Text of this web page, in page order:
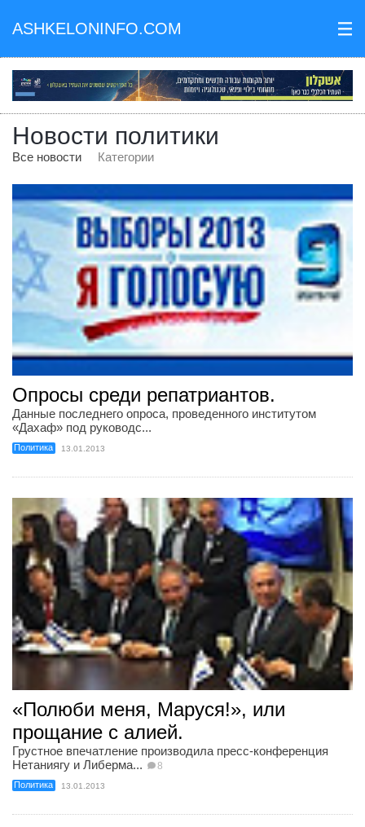
ASHKELONINFO.COM III
Новости политики
Все новости Категории
Опросы среди репатриантов.
Данные последнего опроса, проведенного институтом
«Дахаф» под руководс...
Политика 13.01.2013
«Полюби меня, Маруся!», или
прощание с алией.
Грустное впечатление производила пресс-конференция
Нетаниягу и Либерма...
8
Политика 13.01.2013